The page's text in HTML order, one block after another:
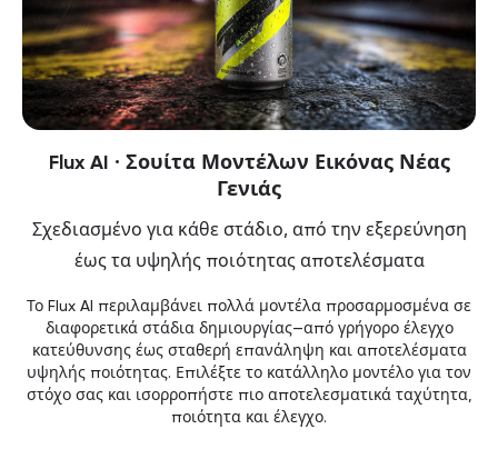
Flux AI · Σουίτα Μοντέλων Εικόνας Νέας
Γενιάς
Σχεδιασμένο για κάθε στάδιο, από την εξερεύνηση
έως τα υψηλής ποιότητας αποτελέσματα
Το Flux AI περιλαμβάνει πολλά μοντέλα προσαρμοσμένα σε
διαφορετικά στάδια δημιουργίας—από γρήγορο έλεγχο
κατεύθυνσης έως σταθερή επανάληψη και αποτελέσματα
υψηλής ποιότητας. Επιλέξτε το κατάλληλο μοντέλο για τον
στόχο σας και ισορροπήστε πιο αποτελεσματικά ταχύτητα,
ποιότητα και έλεγχο.